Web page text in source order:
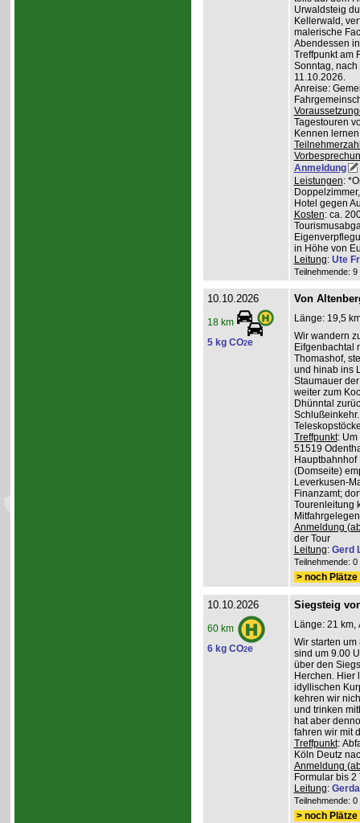
Urwaldsteig
Kellerwald,
malerische
Abendessen
Treffpunkt am
Sonntag,
11.10.2026.
Anreise:
Tagestouren
Kennen
Anmeldung
Leistungen:
Hotel gegen
Kosten: ca.
in Höhe von
Leitung: Ute
Teilnehmende:
10.10.2026
18 km
5 kg CO2e
Von
Länge: 19,5
Wir wandern
Eifgenbachtal
Thomashof,
und hinab ins
Staumauer
weiter zum
Dhünntal
Schlußeinkehr.
Treffpunkt: Um
51519
(Domseite)
Leverkusen-
Finanzamt;
Tourenleitung
Anmeldung
der Tour
Leitung: Gerd
Teilnehmende:
> noch
10.10.2026
60 km
6 kg CO2e
Siegsteig
Länge: 21 km,
Wir starten
sind um 9.00
über den
Herchen. Hier
idyllischen
kehren wir
und trinken
hat aber
fahren wir mit
Treffpunkt:
Köln Deutz
Anmeldung
Formular bis 2
Leitung:
Teilnehmende:
> noch